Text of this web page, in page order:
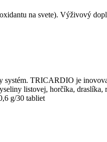
na svete). Výživový
systém. TRICARDIO je
listovej, horčíka, draslíka,
g/30 tabliet